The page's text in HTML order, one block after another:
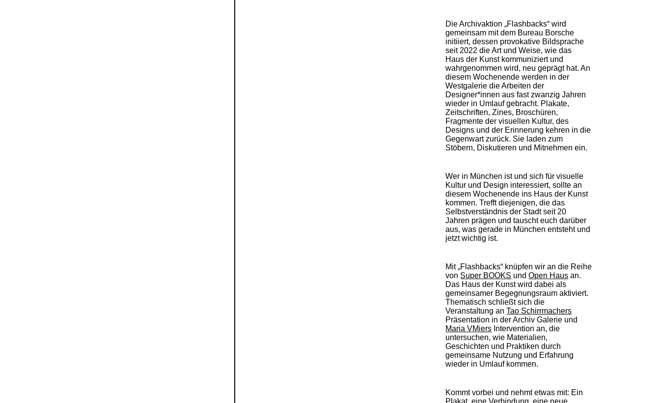
Die Archivaktion „Flashbacks“ wird
gemeinsam mit dem Bureau Borsche
initiiert, dessen provokative Bildsprache
seit 2022 die Art und Weise, wie das
Haus der Kunst kommuniziert und
wahrgenommen wird, neu geprägt hat. An
diesem Wochenende werden in der
Westgaleriedie Arbeiten der
Designer*innen aus fast zwanzig Jahren
wieder in Umlauf gebracht. Plakate,
Zeitschriften, Zines, Broschüren,
Fragmente der visuellen Kultur, des
Designs und der Erinnerung kehren in die
Gegenwart zurück. Sie laden zum
Stöbern, Diskutieren und Mitnehmen ein.
Wer in München ist und sich für visuelle
Kultur und Design interessiert, sollte an
diesem Wochenende ins Haus der Kunst
kommen. Trefft diejenigen, die das
Selbstverständnis der Stadt seit 20
Jahren prägen und tauscht euch darüber
aus, was gerade in München entsteht und
jetzt wichtig ist.
Mit„Flashbacks“ knüpfen wiran die Reihe
von Super BOOKS undOpen Haus an.
Das Haus der Kunst wird dabei als
gemeinsamer Begegnungsraum aktiviert.
Thematisch schließt sich die
Veranstaltung anTao Schirrmachers
Präsentation in der Archiv Galerie und
Maria VMiers Intervention an, die
untersuchen, wie Materialien,
Geschichten und Praktiken durch
gemeinsame Nutzung und Erfahrung
wieder in Umlauf kommen.
Kommt vorbei und nehmt etwas mit: Ein
Plakat, eine Verbindung, eine neue